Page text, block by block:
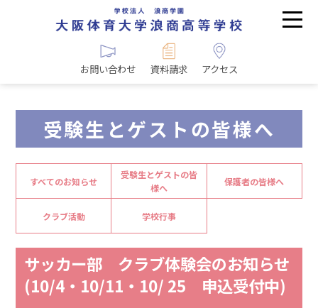
お問い合わせ 資料請求 アクセス
受験生とゲストの皆様へ
すべてのお知らせ
受験生とゲストの皆
様へ
保護者の皆様へ
クラブ活動 学校行事
サッカー部 クラブ体験会のお知らせ
(10/4・10/11・10/ 25 申込受付中)